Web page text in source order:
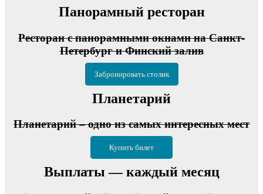
Панорамный ресторан
Ресторан с панорамными окнами на Санкт-
Петербург и Финский залив
Забронировать столик
Планетарий
Планетарий – одно из самых интересных мест
Купить билет
Выплаты — каждый месяц